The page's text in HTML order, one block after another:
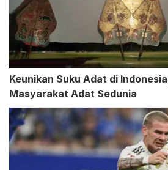
Keunikan Suku Adat di
Masyarakat Adat Sedunia